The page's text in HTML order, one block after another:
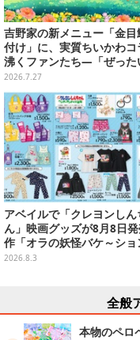
吉野家の新メニュー「金目
付け」に、実質ちいかわコ
沸くファンたち―「ぜった
ただろ！」「映画公開のタ
グで妙だな？」
2026.7.27
アベイルで「クレヨンしん
ん」映画グッズが8月8日
作「オラの妖怪バケ～ショ
や、「ヘンダーランド」「
2026.8.3
全般
本物のペロ